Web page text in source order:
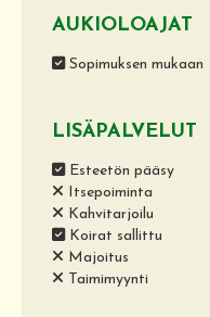
AUKIOLOAJAT
Sopimuksen mukaan
LISÄPALVELUT
Esteetön pääsy
Itsepoiminta
Kahvitarjoilu
Koirat sallittu
Majoitus
Taimimyynti